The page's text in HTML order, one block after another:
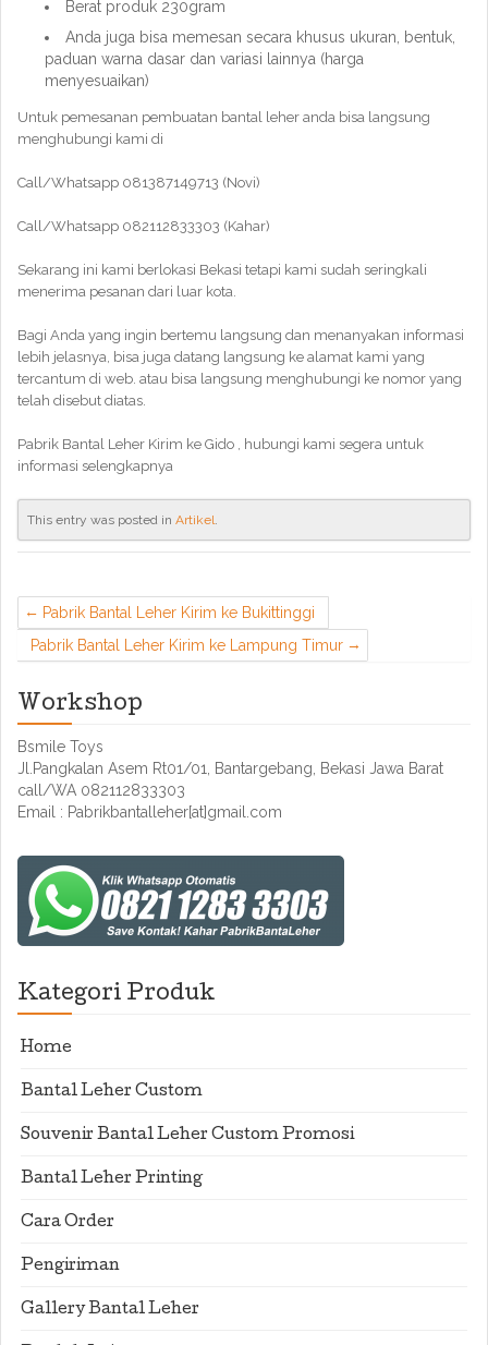
Berat produk 230gram
Anda juga bisa memesan secara khusus ukuran, bentuk,
paduan warna dasar dan variasi lainnya (harga
menyesuaikan)
Untuk pemesanan pembuatan bantal leher anda bisa langsung
menghubungi kami di
Call/Whatsapp 081387149713 (Novi)
Call/Whatsapp 082112833303 (Kahar)
Sekarang ini kami berlokasi Bekasi tetapi kami sudah seringkali
menerima pesanan dari luar kota.
Bagi Anda yang ingin bertemu langsung dan menanyakan informasi
lebih jelasnya, bisa juga datang langsung ke alamat kami yang
tercantum di web. atau bisa langsung menghubungi ke nomor yang
telah disebut diatas.
Pabrik Bantal Leher Kirim ke Gido , hubungi kami segera untuk
informasi selengkapnya
This entry was posted in Artikel.
Pabrik Bantal Leher Kirim ke Bukittinggi
Pabrik Bantal Leher Kirim ke Lampung Timur
Workshop
Bsmile Toys
Jl.Pangkalan Asem Rt01/01, Bantargebang, Bekasi Jawa Barat
call/WA 082112833303
Email : Pabrikbantalleher[at]gmail.com
Kategori Produk
Home
Bantal Leher Custom
Souvenir Bantal Leher Custom Promosi
Bantal Leher Printing
Cara Order
Pengiriman
Gallery Bantal Leher